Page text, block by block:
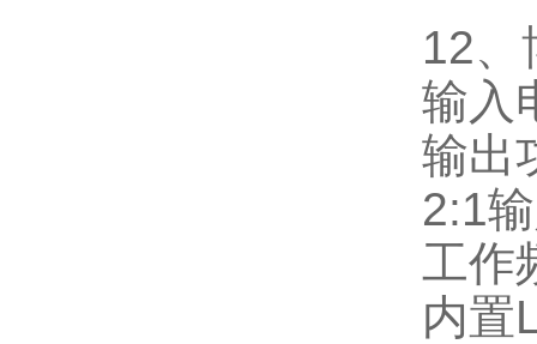
12、
输入
输出
2:1
工作
内置